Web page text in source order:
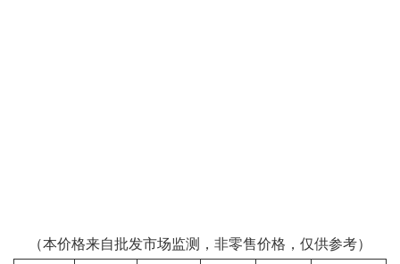
（本价格来自批发市场监测，非零售价格，仅供参考）